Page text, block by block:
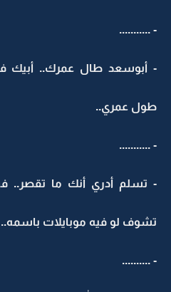
- ...........
- أبوسعد طال عمرك.. أبيك
طول عمري..
- ...........
- تسلم أدري أنك ما تقصر..
تشوف لو فيه موبايلات باسمه..
- ..........